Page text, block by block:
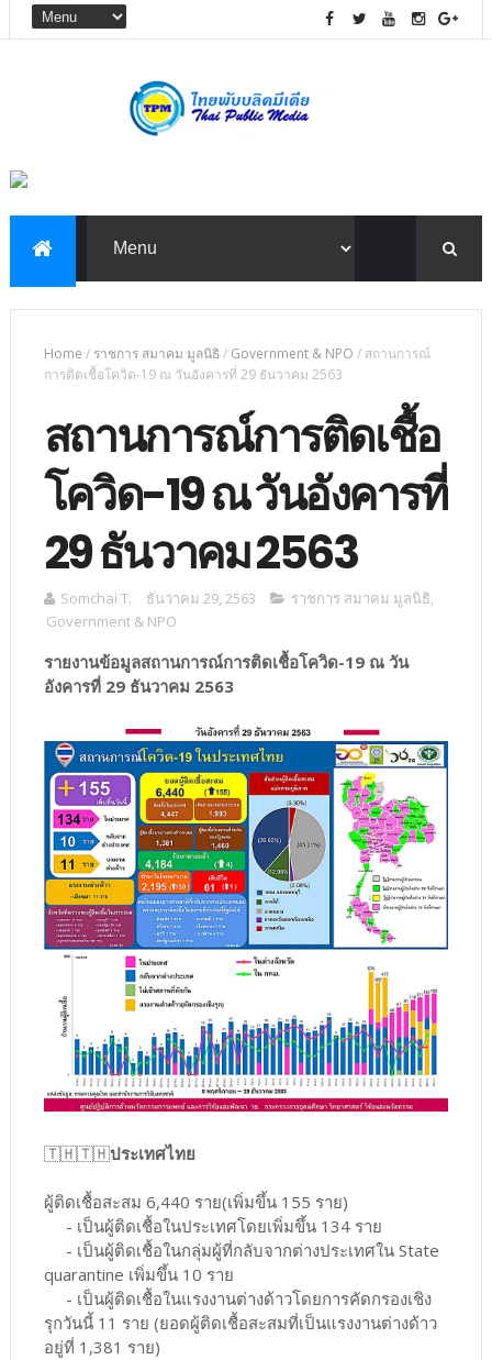
Home / ราชการ สมาคม มูลนิธิ / Government & NPO / สถานการณ์
การติดเชื้อโควิด-19 ณ วันอังคารที่ 29 ธันวาคม 2563
สถานการณ์การติดเชื้อ
โควิด-19 ณ วันอังคารที่
29 ธันวาคม 2563
Somchai T. ธันวาคม 29, 2563 ราชการ สมาคม มูลนิธิ,
Government & NPO
รายงานข้อมูลสถานการณ์การติดเชื้อโควิด-19 ณ วัน
อังคารที่ 29 ธันวาคม 2563
🇹🇭🇹🇭ประเทศไทย
ผู้ติดเชื้อสะสม 6,440 ราย(เพิ่มขึ้น 155 ราย)
- เป็นผู้ติดเชื้อในประเทศโดยเพิ่มขึ้น 134 ราย
- เป็นผู้ติดเชื้อในกลุ่มผู้ที่กลับจากต่างประเทศใน State
quarantine เพิ่มขึ้น 10 ราย
- เป็นผู้ติดเชื้อในแรงงานต่างด้าวโดยการคัดกรองเชิง
รุกวันนี้ 11 ราย (ยอดผู้ติดเชื้อสะสมที่เป็นแรงงานต่างด้าว
อยู่ที่ 1,381 ราย)